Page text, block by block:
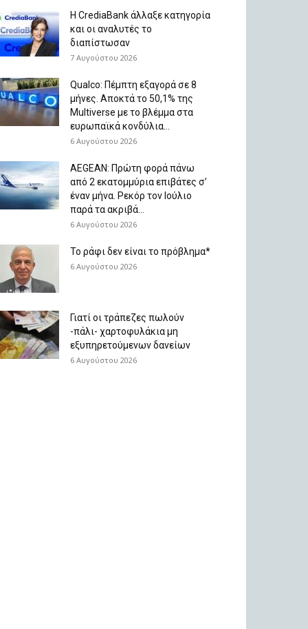
Η CrediaBank άλλαξε κατηγορία
και οι αναλυτές το
διαπίστωσαν
7 Αυγούστου 2026
Qualco: Πέμπτη εξαγορά σε 8
μήνες. Aποκτά το 50,1% της
Multiverse με το βλέμμα στα
ευρωπαϊκά κονδύλια...
6 Αυγούστου 2026
AEGEAN: Πρώτη φορά πάνω
από 2 εκατομμύρια επιβάτες σ’
έναν μήνα. Ρεκόρ τον Ιούλιο
παρά τα ακριβά...
6 Αυγούστου 2026
Το ράφι δεν είναι το πρόβλημα*
6 Αυγούστου 2026
Γιατί οι τράπεζες πωλούν
-πάλι- χαρτοφυλάκια μη
εξυπηρετούμενων δανείων
6 Αυγούστου 2026